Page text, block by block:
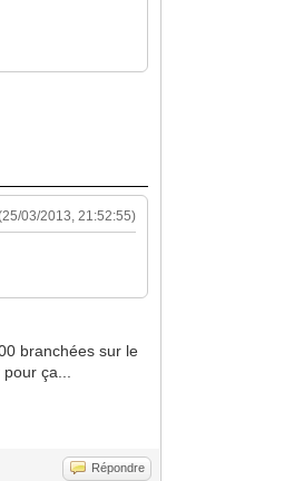
03/2013, 21:52:55)
branchées sur le
ça...
Répondre